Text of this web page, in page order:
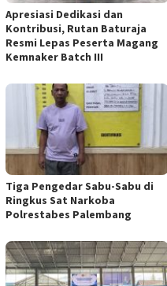
Apresiasi Dedikasi dan
Kontribusi, Rutan Baturaja
Resmi Lepas Peserta Magang
Kemnaker Batch III
Tiga Pengedar Sabu-Sabu di
Ringkus Sat Narkoba
Polrestabes Palembang